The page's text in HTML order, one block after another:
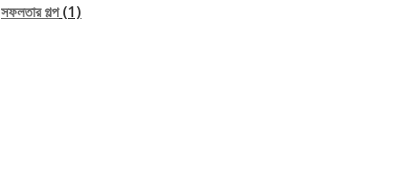
সফলতার গল্প(1)